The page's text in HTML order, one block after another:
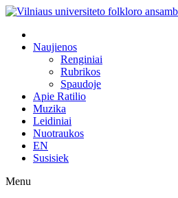
Naujienos
Renginiai
Rubrikos
Spaudoje
Apie Ratilio
Muzika
Leidiniai
Nuotraukos
EN
Susisiek
Menu